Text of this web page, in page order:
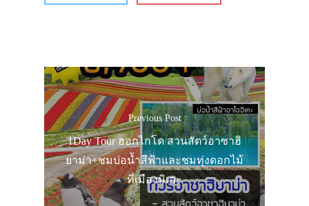
Previous Post
1Day Tour ฮอกไกโด สวนสัตว์อาซาฮิ
ยาม่า+ชมบ่อน้ำสีฟ้าและชมทุ่งดอกไม้
ที่เมืองมิเอะ